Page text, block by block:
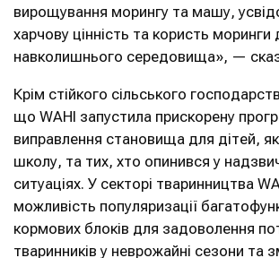
вирощування морингу та машу,
харчову цінність та користь моринги
навколишнього середовища», —
Крім стійкого сільського
що WAHI запустила прискорену
виправлення становища для дітей,
школу, та тих, хто опинився у
ситуаціях. У секторі тваринництва
можливість популяризації
кормових блоків для задоволення
тваринників у неврожайні сезони та